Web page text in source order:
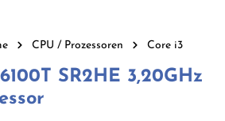
CPU / Prozessoren Core i3
SR2HE 3,20GHz